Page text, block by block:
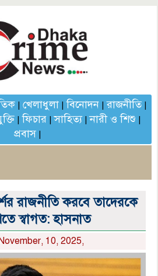
| খেলাধুলা|বিনোদন|রাজনীতি|
|ফিচার |সাহিত্য|নারী ও শিশু |
প্রবাস|
রাজনীতি করবে তাদেরকে
স্বাগত: হাসনাত
10, 2025,